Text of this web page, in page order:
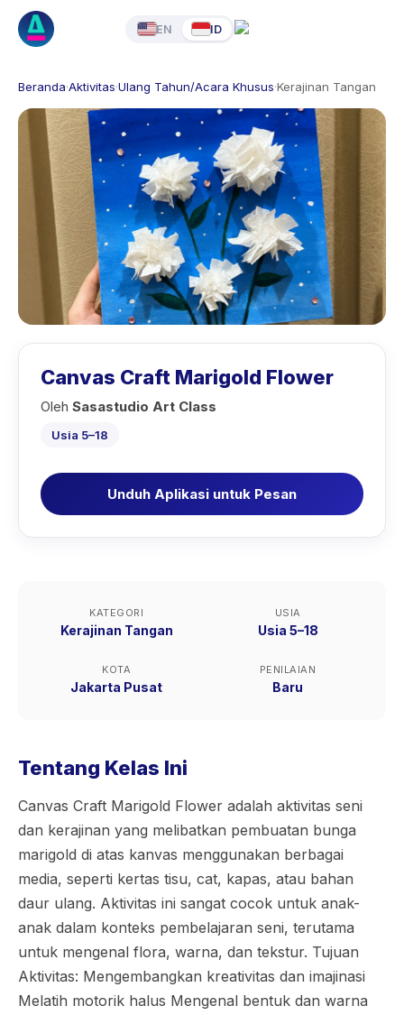
EN ID
Beranda·Aktivitas·Ulang Tahun/Acara Khusus·Kerajinan Tangan
Canvas Craft Marigold Flower
Oleh Sasastudio Art Class
Usia 5–18
Unduh Aplikasi untuk Pesan
KATEGORI
Kerajinan Tangan
USIA
Usia 5–18
KOTA
Jakarta Pusat
PENILAIAN
Baru
Tentang Kelas Ini
Canvas Craft Marigold Flower adalah aktivitas seni
dan kerajinan yang melibatkan pembuatan bunga
marigold di atas kanvas menggunakan berbagai
media, seperti kertas tisu, cat, kapas, atau bahan
daur ulang. Aktivitas ini sangat cocok untuk anak-
anak dalam konteks pembelajaran seni, terutama
untuk mengenal flora, warna, dan tekstur. Tujuan
Aktivitas: Mengembangkan kreativitas dan imajinasi
Melatih motorik halus Mengenal bentuk dan warna